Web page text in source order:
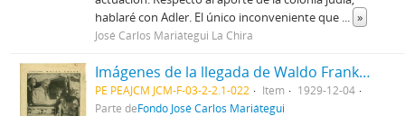
hablaré con Adler. El único inconveniente que ... »
José Carlos Mariátegui La Chira
Imágenes de la llegada de Waldo Frank al Perú [Recorte de Prensa]
PE PEAJCM JCM-F-03-2-2.1-022 Item
1929-12-04
Parte deFondo José Carlos Mariátegui